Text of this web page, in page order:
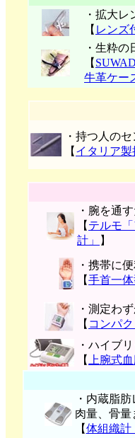
・拡大
【 レンズ
・生粋
【
牛革ケー
・持つ人のセ
【 イタリア
・腕を通
【 テルモ
計」
】
・携帯に
【手首一
・測定わ
【 コンパ
・ハイブ
【
上腕式
・内蔵脂
肉量、骨量
【体組織計